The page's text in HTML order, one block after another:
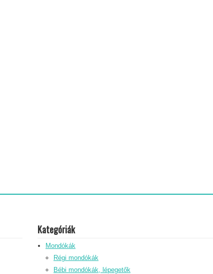
Kategóriák
Mondókák
Régi mondókák
Bébi mondókák, lépegetők